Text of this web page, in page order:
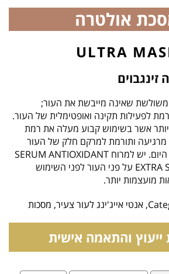
אולטרה
ULTRA
זינגבוים
שאינה מייבשת את העור;
לפעילות תקינה ואופטימלית של העור.
אשר בשימוש קבוע מעלה את רמת
מרגיעה ותורמת למרקם חלק של העור
לשעות רבות במהלך היום. יש למרוח SERUM ANTIOXIDANT
MULTI או EXTRA SERUM C על פני העור לפני השימוש
מועצמות יותר.
, אנטי אייג'ינג לעור צעיר, מסכות
והתאמה אישית